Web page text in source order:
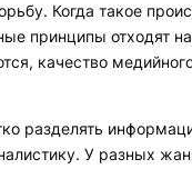
Когда такое
принципы отходят
качество
разделять
У разных